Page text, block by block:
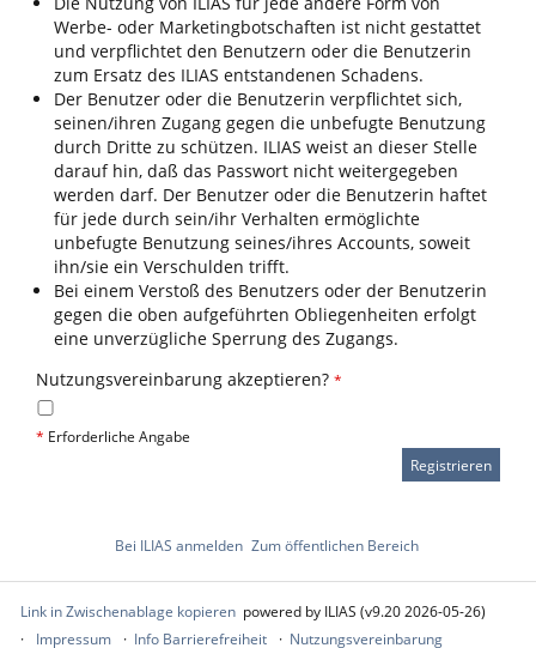
Werbe- oder Marketingbotschaften ist nicht gestattet
und verpflichtet den Benutzern oder die Benutzerin
zum Ersatz des ILIAS entstandenen Schadens.
Der Benutzer oder die Benutzerin verpflichtet sich,
seinen/ihren Zugang gegen die unbefugte Benutzung
durch Dritte zu schützen. ILIAS weist an dieser Stelle
darauf hin, daß das Passwort nicht weitergegeben
werden darf. Der Benutzer oder die Benutzerin haftet
für jede durch sein/ihr Verhalten ermöglichte
unbefugte Benutzung seines/ihres Accounts, soweit
ihn/sie ein Verschulden trifft.
Bei einem Verstoß des Benutzers oder der Benutzerin
gegen die oben aufgeführten Obliegenheiten erfolgt
eine unverzügliche Sperrung des Zugangs.
Nutzungsvereinbarung akzeptieren? *
* Erforderliche Angabe
Bei ILIAS anmelden Zum öffentlichen Bereich
Link in Zwischenablage kopieren powered by ILIAS (v9.20 2026-05-26)
Impressum
Info Barrierefreiheit Nutzungsvereinbarung